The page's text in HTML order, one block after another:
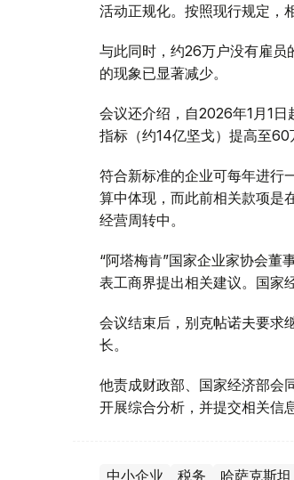
活动正规化。按照现行规定，
与此同时，约26万户没有雇员
的现象已显著减少。
会议还介绍，自2026年1月1
指标（约14亿坚戈）提高至60
符合新标准的企业可每年进行
算中体现，而此前相关款项是
经营周转中。
“阿塔梅肯”国家企业家协会董
表工商界提出相关建议。国家
会议结束后，别克帖诺夫要求
长。
他责成财政部、国家经济部会
开展综合分析，并提交相关信息
中小企业 税务 哈萨克斯坦